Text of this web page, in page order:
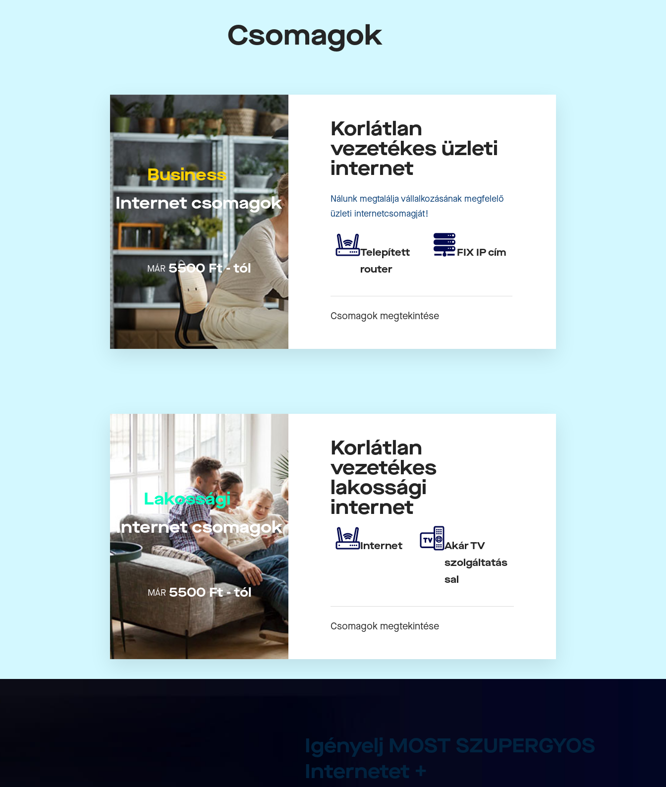
Csomagok
Business
Internet csomagok
MÁR 5500 Ft - tól
Korlátlan
vezetékes üzleti
internet
Nálunk megtalálja vállalkozásának megfelelő
üzleti internetcsomagját!
Telepített
router
FIX IP cím
Csomagok megtekintése
Lakossági
Internet csomagok
MÁR 5500 Ft - tól
Korlátlan
vezetékes
lakossági
internet
Internet
Akár TV
szolgáltatás
sal
Csomagok megtekintése
Igényelj MOST SZUPERGYOS
Internetet +